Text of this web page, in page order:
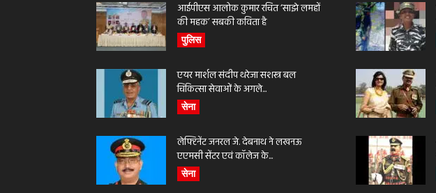
आईपीएस आलोक कुमार रचित ‘साझे लमहों
की महक’ सबकी कविता है
पुलिस
एयर मार्शल संदीप थरेजा सशस्त्र बल
चिकित्सा सेवाओं के अगले...
सेना
लेफ्टिनेंट जनरल जे. देबनाथ ने लखनऊ
एएमसी सेंटर एवं कॉलेज के...
सेना